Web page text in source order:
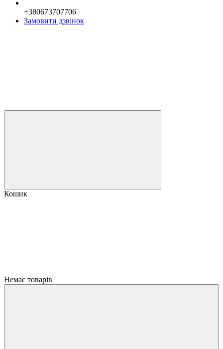
+380673707706
Замовити дзвінок
Кошик
Немає товарів